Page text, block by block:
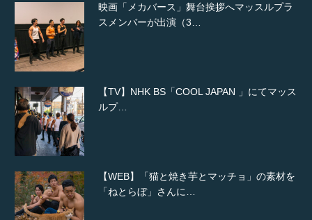
映画「メカバース」舞台挨拶へマッスルプラ
スメンバーが出演（3…
【TV】NHK BS「COOL JAPAN 」にてマッス
ルプ…
【WEB】「猫と焼き芋とマッチョ」の素材を
「ねとらぼ」さんに…